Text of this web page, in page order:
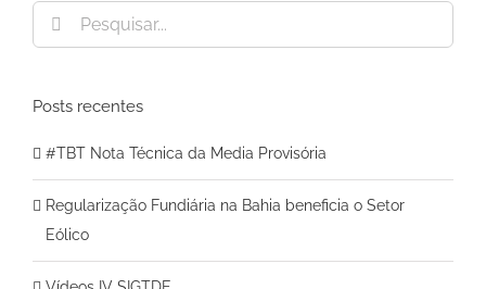
Buscar
resultados
Posts recentes
#TBT Nota Técnica da Media Provisória
Regularização Fundiária na Bahia beneficia o Setor
Eólico